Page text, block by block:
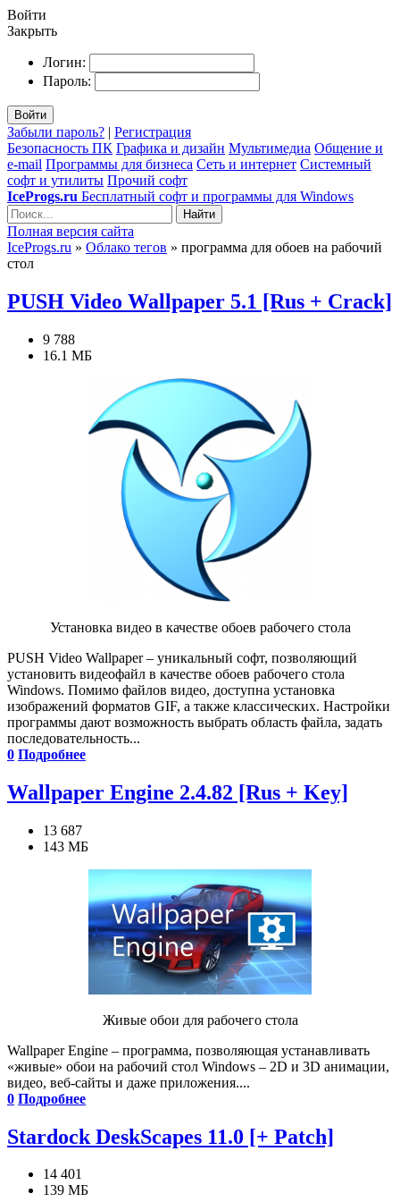
Войти
Закрыть
Логин:
Пароль:
Войти
Забыли пароль? | Регистрация
Безопасность ПК Графика и дизайн Мультимедиа Общение и
e-mail Программы для бизнеса Сеть и интернет Системный
софт и утилиты Прочий софт
IceProgs.ru Бесплатный софт и программы для Windows
Найти
Полная версия сайта
IceProgs.ru » Облако тегов » программа для обоев на рабочий
стол
PUSH Video Wallpaper 5.1 [Rus + Crack]
9 788
16.1 МБ
Установка видео в качестве обоев рабочего стола
PUSH Video Wallpaper – уникальный софт, позволяющий
установить видеофайл в качестве обоев рабочего стола
Windows. Помимо файлов видео, доступна установка
изображений форматов GIF, а также классических. Настройки
программы дают возможность выбрать область файла, задать
последовательность...
0 Подробнее
Wallpaper Engine 2.4.82 [Rus + Key]
13 687
143 МБ
Живые обои для рабочего стола
Wallpaper Engine – программа, позволяющая устанавливать
«живые» обои на рабочий стол Windows – 2D и 3D анимации,
видео, веб-сайты и даже приложения....
0 Подробнее
Stardock DeskScapes 11.0 [+ Patch]
14 401
139 МБ